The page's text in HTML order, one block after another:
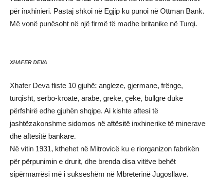
për inxhinieri. Pastaj shkoi në Egjip ku punoi në Ottman Bank.
Më vonë punësoht në një firmë të madhe britanike në Turqi.
XHAFER DEVA
Xhafer Deva fliste 10 gjuhë: angleze, gjermane, frënge,
turqisht, serbo-kroate, arabe, greke, çeke, bullgre duke
përfshirë edhe gjuhën shqipe. Ai kishte aftesi të
jashtëzakonshme sidomos në aftësitë inxhinerike të minerave
dhe aftesitë bankare.
Në vitin 1931, kthehet në Mitrovicë ku e riorganizon fabrikën
për përpunimin e drurit, dhe brenda disa vitëve behët
sipërmarrësi më i sukseshëm në Mbreterinë Jugosllave.